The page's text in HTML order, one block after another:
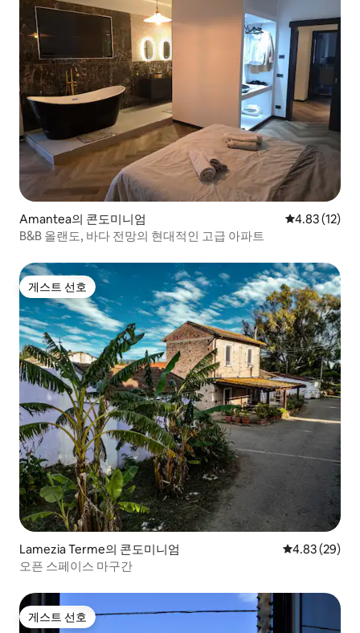
Amantea의 콘도미니엄 평점 4.83점
4.83 (12)
B&B 올랜도, 바다 전망의 현대적인 고급 아파트
게스트 선호
게스트 선호
Lamezia Terme의 콘도미니엄 평점 4.83점(5
4.83 (29)
오픈 스페이스 마구간
게스트 선호
게스트 선호